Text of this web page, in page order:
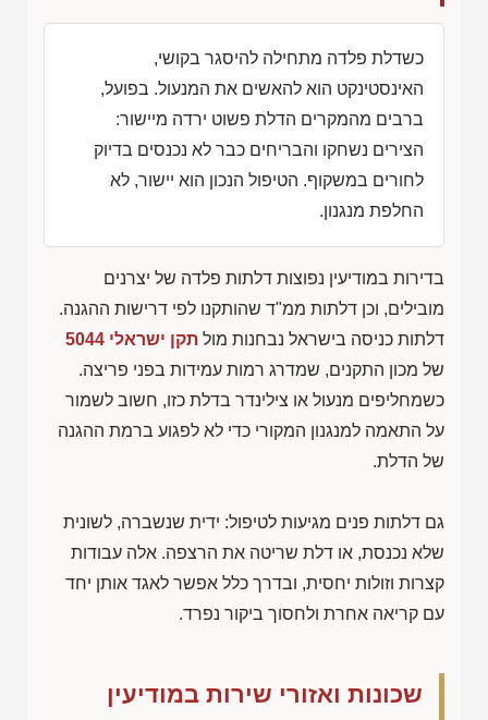
כשדלת פלדה מתחילה להיסגר בקושי,
האינסטינקט הוא להאשים את המנעול. בפועל,
ברבים מהמקרים הדלת פשוט ירדה מיישור:
הצירים נשחקו והבריחים כבר לא נכנסים בדיוק
לחורים במשקוף. הטיפול הנכון הוא יישור, לא
החלפת מנגנון.
בדירות במודיעין נפוצות דלתות פלדה של יצרנים
מובילים, וכן דלתות ממ"ד שהותקנו לפי דרישות ההגנה.
דלתות כניסה בישראל נבחנות מול תקן ישראלי 5044
של מכון התקנים, שמדרג רמות עמידות בפני פריצה.
כשמחליפים מנעול או צילינדר בדלת כזו, חשוב לשמור
על התאמה למנגנון המקורי כדי לא לפגוע ברמת ההגנה
של הדלת.
גם דלתות פנים מגיעות לטיפול: ידית שנשברה, לשונית
שלא נכנסת, או דלת שריטה את הרצפה. אלה עבודות
קצרות וזולות יחסית, ובדרך כלל אפשר לאגד אותן יחד
עם קריאה אחרת ולחסוך ביקור נפרד.
שכונות ואזורי שירות במודיעין